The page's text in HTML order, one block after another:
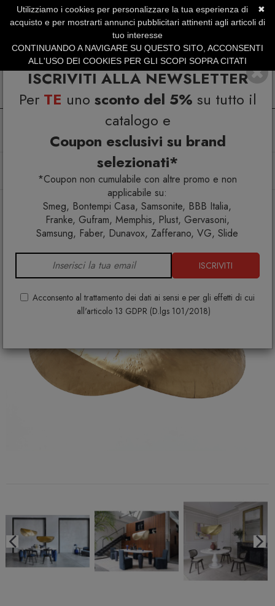
ISCRIVITI ALLA NEWSLETTER
Per TE uno sconto del 5% su tutto il
catalogo e
Coupon esclusivi su brand
selezionati*
*Coupon non cumulabile con altre promo e non
applicabile su:
Smeg, Bontempi Casa, Samsonite, BBB Italia,
Franke, Gufram, Memphis, Plust, Gervasoni,
Samsung, Faber, Dunavox, Zafferano, VG, Slide
ISCRIVITI
Acconsento al trattamento dei dati ai sensi e per gli effetti di cui
all'articolo 13 GDPR (D.lgs 101/2018)
SERVIZIO CLIENTI +39.0773.470.562
SUMMER SALES | Fino al 40% di Sconto
Illuminazione
Lampade a sospensione
Brass 96 Lampada a sospensione
✖
Utilizziamo i cookies per personalizzare la tua esperienza di
acquisto e per mostrarti annunci pubblicitari attinenti agli articoli di
tuo interesse
CONTINUANDO A NAVIGARE SU QUESTO SITO, ACCONSENTI
ALL'USO DEI COOKIES PER GLI SCOPI SOPRA CITATI